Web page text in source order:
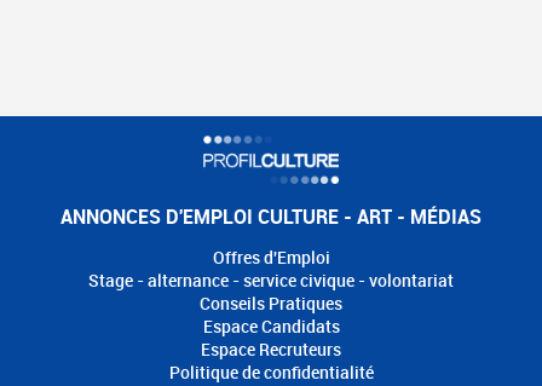
ANNONCES D'EMPLOI CULTURE - ART - MÉDIAS
Offres d'Emploi
Stage - alternance - service civique - volontariat
Conseils Pratiques
Espace Candidats
Espace Recruteurs
Politique de confidentialité